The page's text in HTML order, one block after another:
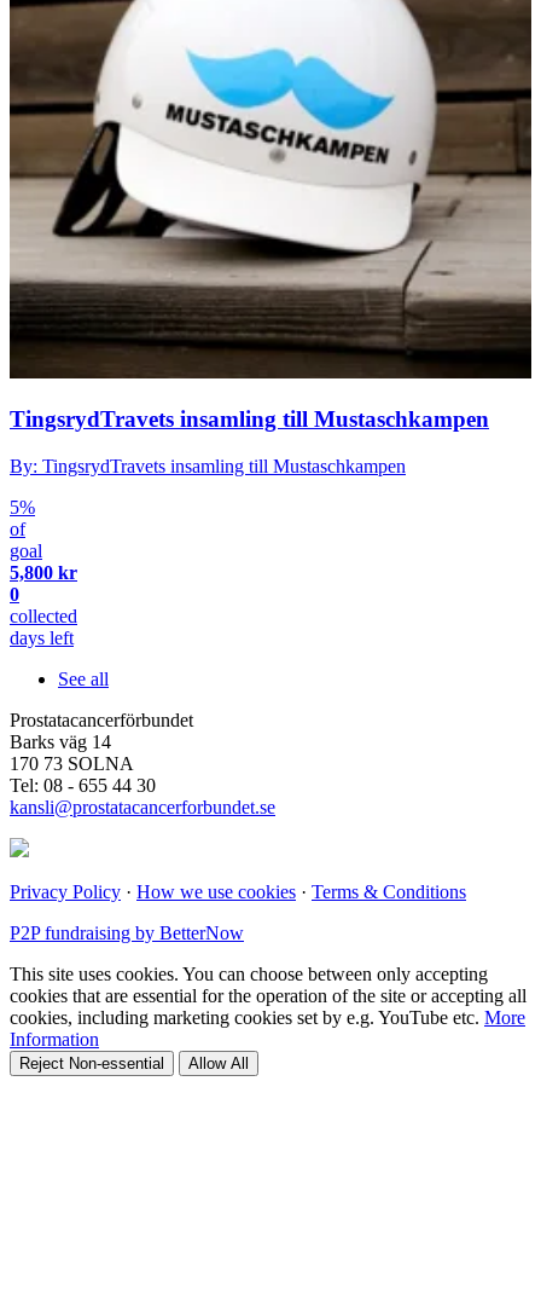
TingsrydTravets insamling till Mustaschkampen
By: TingsrydTravets insamling till Mustaschkampen
5%
of
goal
5,800 kr
0
collected
days left
See all
Prostatacancerförbundet
Barks väg 14
170 73 SOLNA
Tel: 08 - 655 44 30
kansli@prostatacancerforbundet.se
Privacy Policy · How we use cookies · Terms & Conditions
P2P fundraising by BetterNow
This site uses cookies. You can choose between only accepting
cookies that are essential for the operation of the site or accepting all
cookies, including marketing cookies set by e.g. YouTube etc. More
Information
Reject Non-essential Allow All